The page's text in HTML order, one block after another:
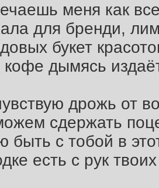
меня как
для бренди,
букет
дымясь
дрожь от
сдержать
быть с тобой в
есть с рук